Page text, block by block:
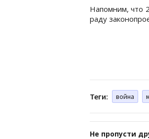
Напомним, что
раду
Теги: война
Не пропусти